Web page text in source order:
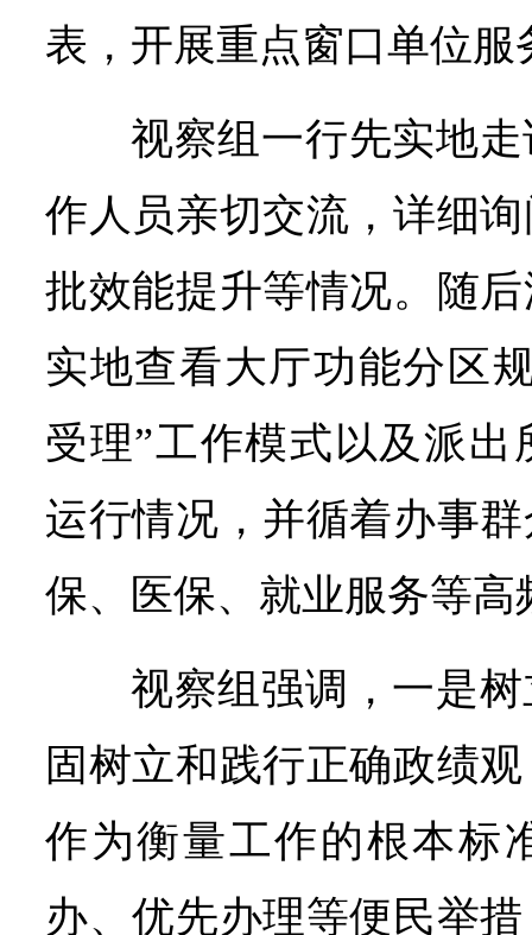
表，开展重点窗口单位
视察组一行先实地
作人员亲切交流，详细
批效能提升等情况。随
实地查看大厅功能分区
受理”工作模式以及派
运行情况，并循着办事
保、医保、就业服务等
视察组强调，一是
固树立和践行正确政绩
作为衡量工作的根本标
办、优先办理等便民举